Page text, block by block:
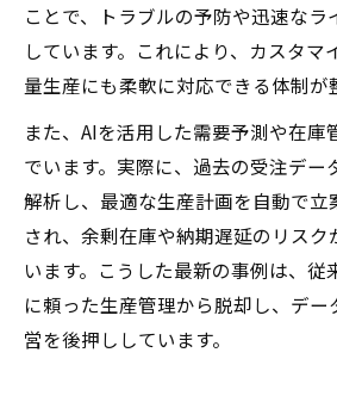
ことで、トラブルの予防や迅速なラ
しています。これにより、カスタマ
量生産にも柔軟に対応できる体制が
また、AIを活用した需要予測や在庫
でいます。実際に、過去の受注デー
解析し、最適な生産計画を自動で立
され、余剰在庫や納期遅延のリスク
います。こうした最新の事例は、従
に頼った生産管理から脱却し、デ
営を後押ししています。